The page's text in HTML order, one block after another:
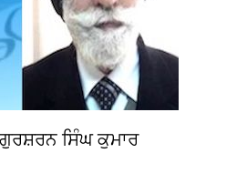
ਸਿੰਘ ਕੁਮਾਰ